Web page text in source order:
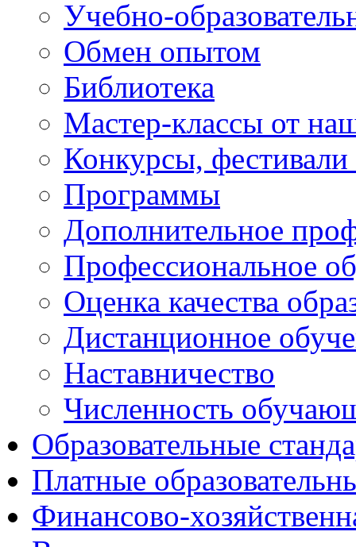
Учебно-
Обмен опытом
Библиотека
Мастер-классы от
Конкурсы,
Программы
Дополнительное
Профессиональное
Оценка качества
Дистанционное
Наставничество
Численность
Образовательные
Платные
Финансово-